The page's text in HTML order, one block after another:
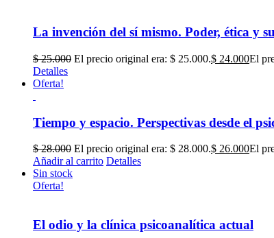
La invención del sí mismo. Poder, ética y
$25.000 El precio original era: $ 25.000.$ 24.000El
Detalles
Oferta!
Tiempo y espacio. Perspectivas desde el
$28.000 El precio original era: $ 28.000.$ 26.000El
Añadir al carrito Detalles
Sin stock
Oferta!
El odio y la clínica psicoanalítica actual